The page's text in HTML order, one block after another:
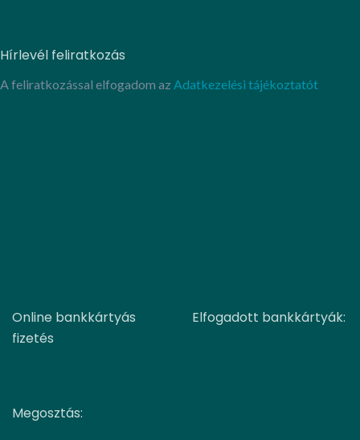
Hírlevél feliratkozás
A feliratkozással elfogadom az Adatkezelési tájékoztatót
Online bankkártyás
fizetés
Elfogadott bankkártyák:
Megosztás: